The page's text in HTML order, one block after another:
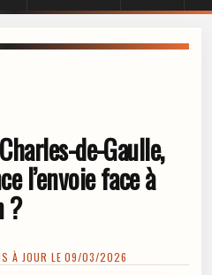
de-Gaulle,
l’envoie face à
?
À JOUR LE 09/03/2026